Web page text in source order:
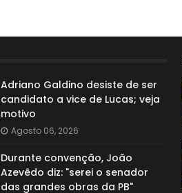
Adriano Galdino desiste de ser
candidato a vice de Lucas; veja
motivo
Agosto 06, 2026
Durante convenção, João
Azevêdo diz: "serei o senador
das grandes obras da PB"